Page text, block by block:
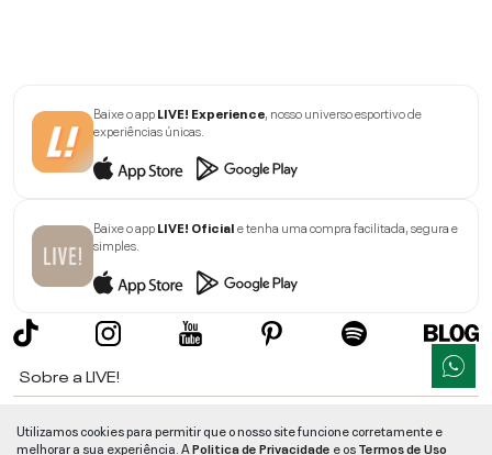
Baixe o appLIVE! Experience, nosso universo esportivo de
experiências únicas.
Baixe o appLIVE! Oficiale tenha uma compra facilitada, segura e
simples.
Sobre a LIVE!
Utilizamos cookies para permitir que o nosso site funcione corretamente e
melhorar a sua experiência. APolitica de Privacidade e osTermos de Uso